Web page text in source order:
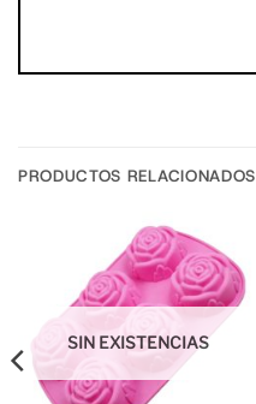
PRODUCTOS RELACIONADOS
SIN EXISTENCIAS